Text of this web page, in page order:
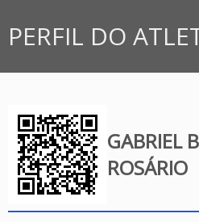
PERFIL DO
GABRIEL
ROSÁRIO